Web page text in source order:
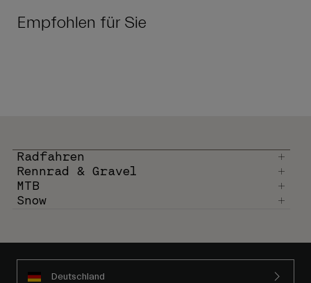
Empfohlen für Sie
Radfahren
Rennrad & Gravel
MTB
Snow
Deutschland